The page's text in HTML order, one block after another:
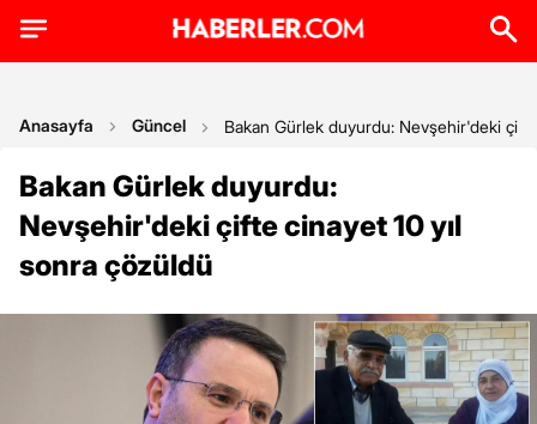
Anasayfa Güncel Bakan Gürlek duyurdu: Nevşehir'deki
Bakan Gürlek duyurdu:
Nevşehir'deki çifte cinayet 10 yıl
sonra çözüldü